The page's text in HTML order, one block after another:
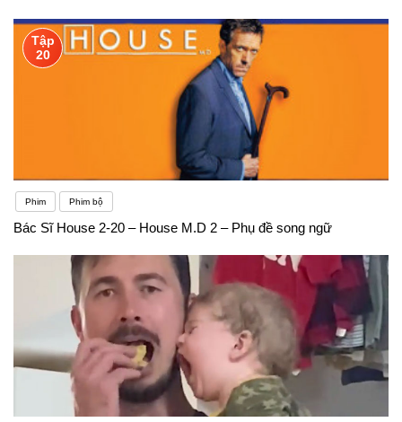
Tập
20
Phim Phim bộ
Bác Sĩ House 2-20 – House M.D 2 – Phụ đề song ngữ